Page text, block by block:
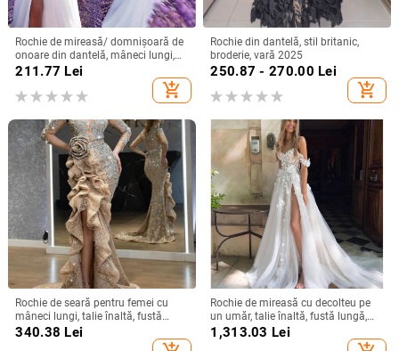
Rochie de mireasă/ domnișoară de
onoare din dantelă, mâneci lungi,
decolteu adânc în V, despicare, tren
211.77 Lei
add_shopping_cart
Rochie din dantelă, stil britanic,
broderie, vară 2025
250.87 - 270.00 Lei
add_shopping_cart
Rochie de seară pentru femei cu
mâneci lungi, talie înaltă, fustă
lungă, țesătură spray metalică,
340.38 Lei
Rochie de mireasă cu decolteu pe
un umăr, talie înaltă, fustă lungă,
poliester
1,313.03 Lei